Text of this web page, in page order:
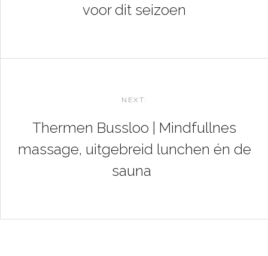
voor dit seizoen
NEXT:
Thermen Bussloo | Mindfullnes
massage, uitgebreid lunchen én de
sauna